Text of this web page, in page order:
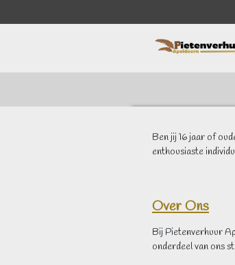
direct
hoofdinhoud
Ben jij 16 jaar of
enthousiaste
Over Ons
Bij Pietenverhuur
onderdeel van ons